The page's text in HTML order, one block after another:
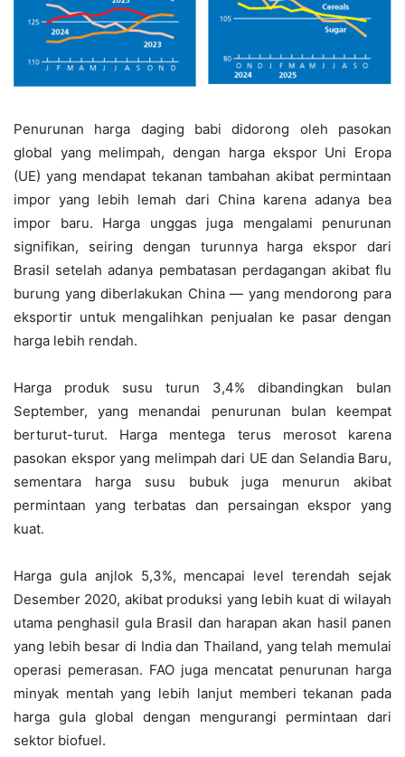
Penurunan harga daging babi didorong oleh pasokan
global yang melimpah, dengan harga ekspor Uni Eropa
(UE) yang mendapat tekanan tambahan akibat permintaan
impor yang lebih lemah dari China karena adanya bea
impor baru. Harga unggas juga mengalami penurunan
signifikan, seiring dengan turunnya harga ekspor dari
Brasil setelah adanya pembatasan perdagangan akibat flu
burung yang diberlakukan China — yang mendorong para
eksportir untuk mengalihkan penjualan ke pasar dengan
harga lebih rendah.
Harga produk susu turun 3,4% dibandingkan bulan
September, yang menandai penurunan bulan keempat
berturut-turut. Harga mentega terus merosot karena
pasokan ekspor yang melimpah dari UE dan Selandia Baru,
sementara harga susu bubuk juga menurun akibat
permintaan yang terbatas dan persaingan ekspor yang
kuat.
Harga gula anjlok 5,3%, mencapai level terendah sejak
Desember 2020, akibat produksi yang lebih kuat di wilayah
utama penghasil gula Brasil dan harapan akan hasil panen
yang lebih besar di India dan Thailand, yang telah memulai
operasi pemerasan. FAO juga mencatat penurunan harga
minyak mentah yang lebih lanjut memberi tekanan pada
harga gula global dengan mengurangi permintaan dari
sektor biofuel.